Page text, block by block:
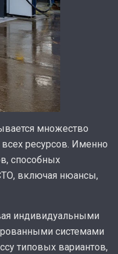
множество
ресурсов. Именно
способных
включая нюансы,
индивидуальными
системами
типовых вариантов,